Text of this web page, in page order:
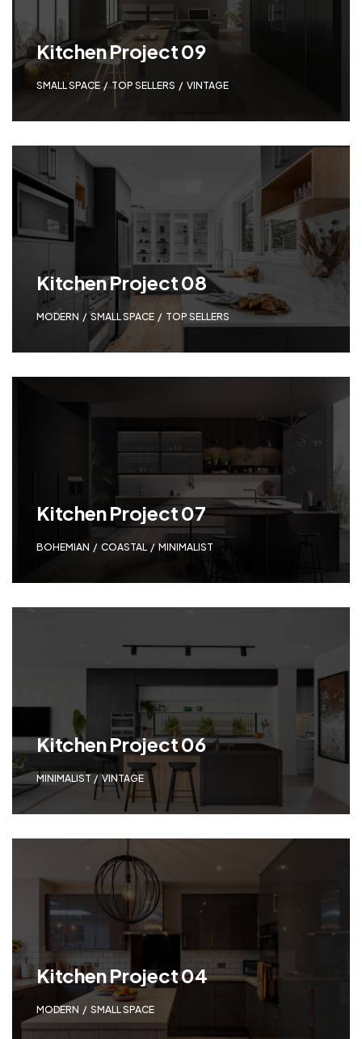
Kitchen Project 09
SMALL SPACE, TOP SELLERS VINTAGE
Kitchen Project 08
MODERN SMALL SPACE TOP SELLERS
Kitchen Project 07
BOHEMIAN COASTAL MINIMALIST
Kitchen Project 06
MINIMALIST VINTAGE
Kitchen Project 04
MODERN SMALL SPACE